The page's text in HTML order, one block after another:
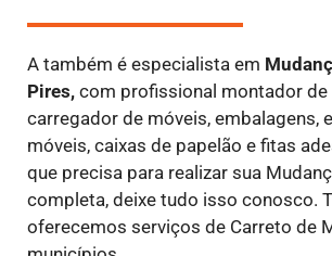
A também é especialista em
Pires, com profissional montador de
carregador de móveis, embalagens,
móveis, caixas de papelão e fitas
que precisa para realizar sua
completa, deixe tudo isso conosco.
oferecemos serviços de Carreto de